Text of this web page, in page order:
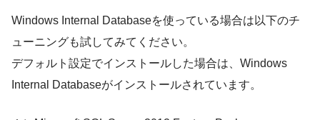
Windows Internal Databaseを使っている場合は以下のチ
ューニングも試してみてください。
デフォルト設定でインストールした場合は、Windows
Internal Databaseがインストールされています。